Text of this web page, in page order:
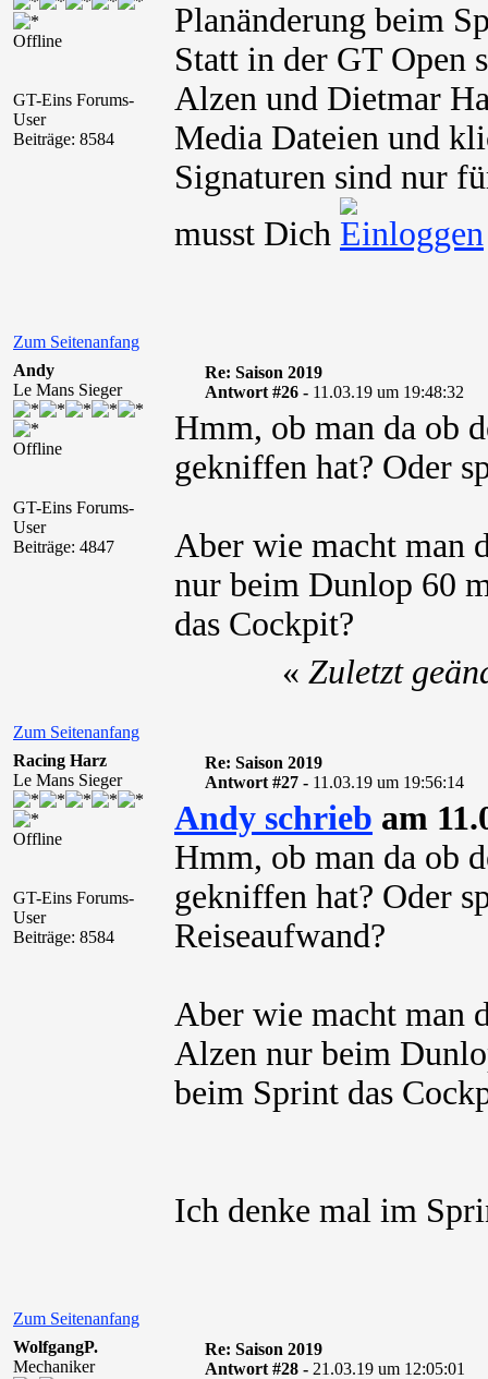
Offline
GT-Eins Forums-
User
Beiträge: 8584
Planänderung beim
Statt in der GT Open
Alzen und Dietmar
Media Dateien und
Signaturen sind nur
musst Dich
Zum Seitenanfang
Andy
Le Mans Sieger
Offline
GT-Eins Forums-
User
Beiträge: 4847
Re: Saison 2019
Antwort #26 - 11.03.19 um 19:48:32
Hmm, ob man da ob
gekniffen hat? Oder
Aber wie macht man
nur beim Dunlop 60
das Cockpit?
Zum Seitenanfang
« Zuletzt
Racing Harz
Le Mans Sieger
Offline
GT-Eins Forums-
User
Beiträge: 8584
Re: Saison 2019
Antwort #27 - 11.03.19 um 19:56:14
Andy schrieb am
Hmm, ob man da ob
gekniffen hat? Oder
Reiseaufwand?
Aber wie macht man
Alzen nur beim
beim Sprint das
Ich denke mal im
Zum Seitenanfang
WolfgangP.
Mechaniker
Re: Saison 2019
Antwort #28 - 21.03.19 um 12:05:01